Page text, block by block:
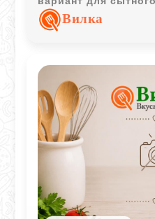
праздничного
мёда и пикантные
Побалуйте себя и
аппетитной
совсем не сложно!
Вилка